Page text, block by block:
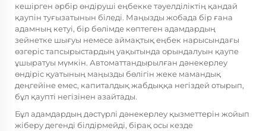
кешірген әрбір өндіруші еңбекке тәуелділіктің қандай
қаупін туғызатынын біледі. Маңызды жобада бір ғана
адамның кетуі, бір бөлімде көптеген адамдардың
зейнетке шығуы немесе аймақтық еңбек нарысындағы
өзгеріс тапсырыстардың уақытында орындалуын қаупе
ұшыратуы мүмкін. Автоматтандырылған дәнекерлеу
өндіріс қуатының маңызды бөлігін жеке мамандық
деңгейіне емес, капиталдық жабдыққа негіздей отырып,
бұл қаупті негізінен азайтады.
Бұл адамдардың дәстүрлі дәнекерлеу қызметтерін жойып
жіберу дегенді білдірмейді, бірақ осы кезде